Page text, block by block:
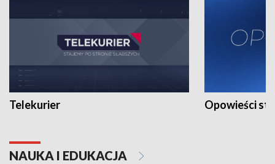
Telekurier Opowieści
NAUKA I EDUKACJA